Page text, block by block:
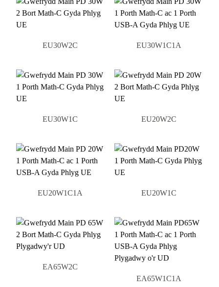
EU30W2C EU30W1C1A
EU30W1C EU20W2C
EU20W1C1A EU20W1C
EA65W2C
EA65W1C1A